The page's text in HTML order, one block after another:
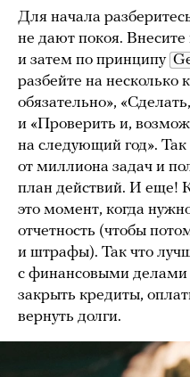
Для начала
не дают покоя.
и затем по принципу
разбейте на несколько
обязательно»,
и «Проверить и,
на следующий год». Так
от миллиона задач и
план действий. И еще!
это момент, когда
отчетность (чтобы
и штрафы). Так что
с финансовыми делами
закрыть кредиты,
вернуть долги.